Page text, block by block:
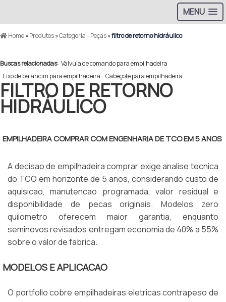
MENU
Home»Produtos»Categoria - Peças»filtro de retorno hidráulico
Buscas relacionadas: Válvula de comando para empilhadeira
Eixo de balancim para empilhadeira
Cabeçote para empilhadeira
FILTRO DE RETORNO
HIDRÁULICO
EMPILHADEIRA COMPRAR COM ENGENHARIA DE TCO EM 5 ANOS
A decisao de empilhadeira comprar exige analise tecnica
do TCO em horizonte de 5 anos, considerando custo de
aquisicao, manutencao programada, valor residual e
disponibilidade de pecas originais. Modelos zero
quilometro oferecem maior garantia, enquanto
seminovos revisados entregam economia de 40% a 55%
sobre o valor de fabrica.
MODELOS E APLICACAO
O portfolio cobre empilhadeiras eletricas contrapeso de